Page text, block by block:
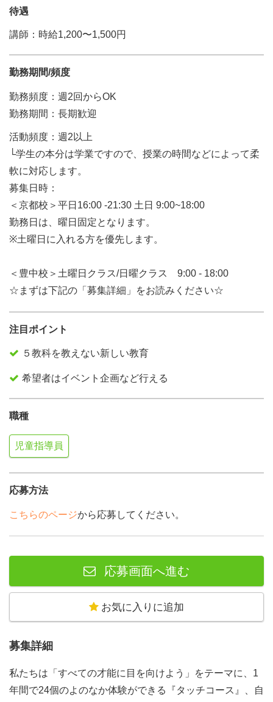
待遇
講師：時給1,200〜1,500円
勤務期間/頻度
勤務頻度：週2回からOK
勤務期間：長期歓迎
活動頻度：週2以上
└学生の本分は学業ですので、授業の時間などによって柔
軟に対応します。
募集日時：
＜京都校＞平日16:00 -21:30 土日 9:00~18:00
勤務日は、曜日固定となります。
※土曜日に入れる方を優先します。
＜豊中校＞土曜日クラス/日曜クラス 9:00 - 18:00
☆まずは下記の「募集詳細」をお読みください☆
注目ポイント
５教科を教えない新しい教育
希望者はイベント企画など行える
職種
児童指導員
応募方法
こちらのページから応募してください。
応募画面へ進む
お気に入りに追加
募集詳細
私たちは「すべての才能に目を向けよう」をテーマに、1
年間で24個のよのなか体験ができる『タッチコース』、自